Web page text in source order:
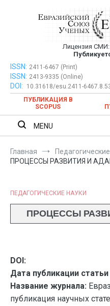
публикация
Лицензия СМИ:
Евразийский Союз Ученых
ISSN: 2411-6467 (Print)
ISSN: 2413-9335 (Online)
DOI:
10.31618/esu.2411-
ПУБЛИКАЦИЯ В
SCOPUS
MENU
Главная
ПРОЦЕССЫ РАЗВИТИЯ И
ПЕДАГОГИЧЕСКИЕ НАУКИ
ПРОЦЕССЫ
DOI:
Дата публикации
Название журнала:
публикация научных